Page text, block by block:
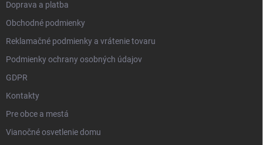
Doprava a platba
Obchodné podmienky
Reklamačné podmienky a vrátenie tovaru
Podmienky ochrany osobných údajov
GDPR
Kontakty
Pre obce a mestá
Vianočné osvetlenie domu